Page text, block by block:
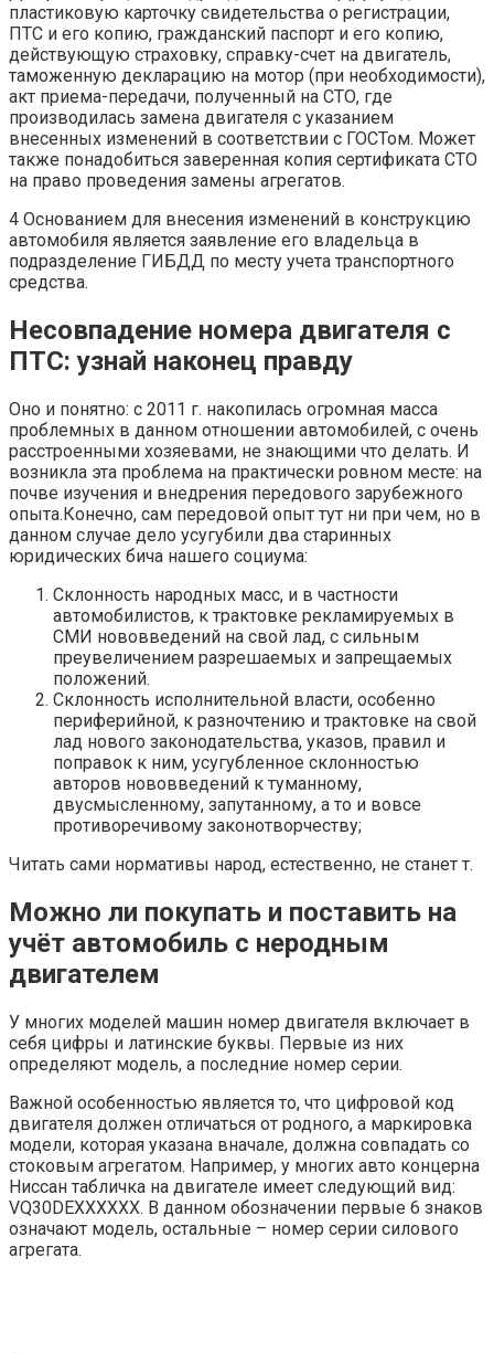
пластиковую карточку свидетельства о регистрации,
ПТС и его копию, гражданский паспорт и его копию,
действующую страховку, справку-счет на двигатель,
таможенную декларацию на мотор (при необходимости),
акт приема-передачи, полученный на СТО, где
производилась замена двигателя с указанием
внесенных изменений в соответствии с ГОСТом. Может
также понадобиться заверенная копия сертификата СТО
на право проведения замены агрегатов.
4 Основанием для внесения изменений в конструкцию
автомобиля является заявление его владельца в
подразделение ГИБДД по месту учета транспортного
средства.
Несовпадение номера двигателя с
ПТС: узнай наконец правду
Оно и понятно: с 2011 г. накопилась огромная масса
проблемных в данном отношении автомобилей, с очень
расстроенными хозяевами, не знающими что делать. И
возникла эта проблема на практически ровном месте: на
почве изучения и внедрения передового зарубежного
опыта.Конечно, сам передовой опыт тут ни при чем, но в
данном случае дело усугубили два старинных
юридических бича нашего социума:
Склонность народных масс, и в частности
автомобилистов, к трактовке рекламируемых в
СМИ нововведений на свой лад, с сильным
преувеличением разрешаемых и запрещаемых
положений.
Склонность исполнительной власти, особенно
периферийной, к разночтению и трактовке на свой
лад нового законодательства, указов, правил и
поправок к ним, усугубленное склонностью
авторов нововведений к туманному,
двусмысленному, запутанному, а то и вовсе
противоречивому законотворчеству;
Читать сами нормативы народ, естественно, не станет т.
Можно ли покупать и поставить на
учёт автомобиль с неродным
двигателем
У многих моделей машин номер двигателя включает в
себя цифры и латинские буквы. Первые из них
определяют модель, а последние номер серии.
Важной особенностью является то, что цифровой код
двигателя должен отличаться от родного, а маркировка
модели, которая указана вначале, должна совпадать со
стоковым агрегатом. Например, у многих авто концерна
Ниссан табличка на двигателе имеет следующий вид:
VQ30DEXXXXXX. В данном обозначении первые 6 знаков
означают модель, остальные – номер серии силового
агрегата.